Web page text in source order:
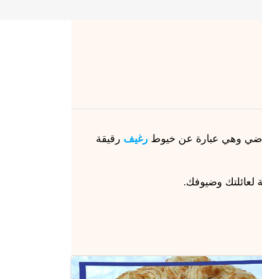
وهي عبارة عن خيوط رغيف رقيقة
لعائلتك وضيوفك.